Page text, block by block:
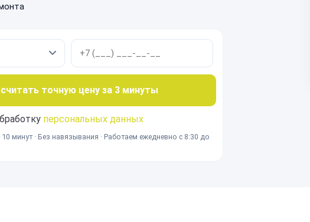
точную цену за 3 минуты
персональных данных
минут · Без навязывания · Работаем ежедневно с 8:30 до